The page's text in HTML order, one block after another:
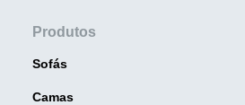
Produtos
Sofás
Camas